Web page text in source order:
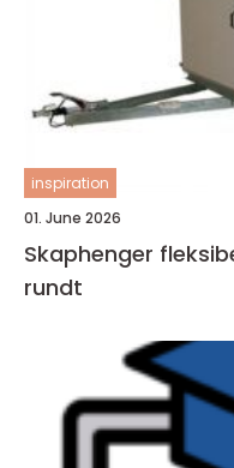
inspiration
01. June 2026
Skaphenger fleksibel og trygg transport året
rundt